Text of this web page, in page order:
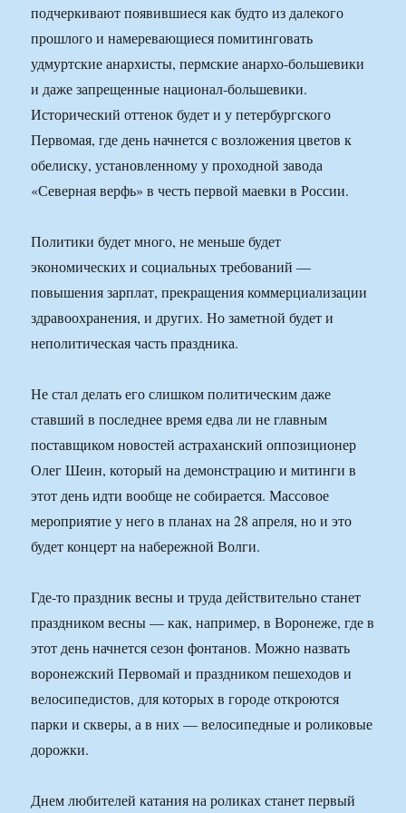
подчеркивают появившиеся как будто из далекого
прошлого и намеревающиеся помитинговать
удмуртские анархисты, пермские анархо-большевики
и даже запрещенные национал-большевики.
Исторический оттенок будет и у петербургского
Первомая, где день начнется с возложения цветов к
обелиску, установленному у проходной завода
«Северная верфь» в честь первой маевки в России.
Политики будет много, не меньше будет
экономических и социальных требований —
повышения зарплат, прекращения коммерциализации
здравоохранения, и других. Но заметной будет и
неполитическая часть праздника.
Не стал делать его слишком политическим даже
ставший в последнее время едва ли не главным
поставщиком новостей астраханский оппозиционер
Олег Шеин, который на демонстрацию и митинги в
этот день идти вообще не собирается. Массовое
мероприятие у него в планах на 28 апреля, но и это
будет концерт на набережной Волги.
Где-то праздник весны и труда действительно станет
праздником весны — как, например, в Воронеже, где в
этот день начнется сезон фонтанов. Можно назвать
воронежский Первомай и праздником пешеходов и
велосипедистов, для которых в городе откроются
парки и скверы, а в них — велосипедные и роликовые
дорожки.
Днем любителей катания на роликах станет первый